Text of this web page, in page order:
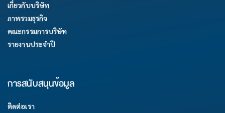
เกี่ยวกับบริษัท
ภาพรวมธุรกิจ
คณะกรรมการบริษัท
รายงานประจำปี
การสนับสนุนข้อมูล
ติดต่อเรา